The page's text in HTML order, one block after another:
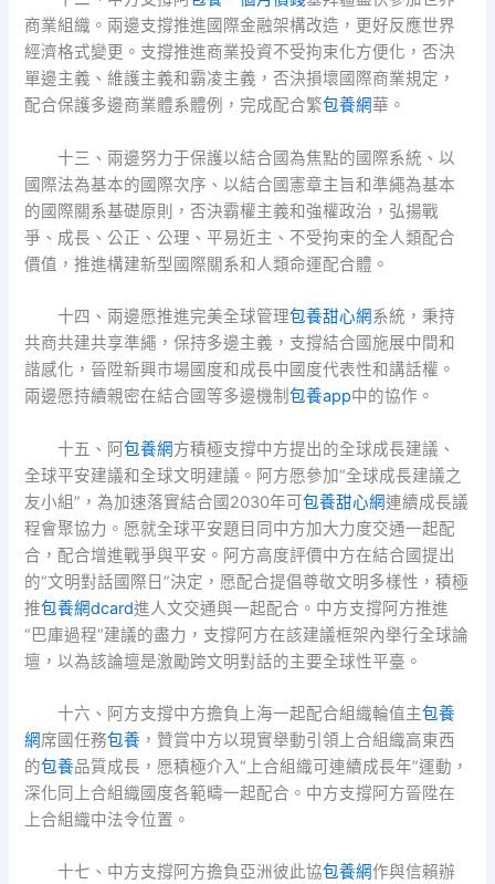
商業組織。兩邊支撐推進國際金融架構改造，更好反應世界
經濟格式變更。支撐推進商業投資不受拘束化方便化，否決
單邊主義、維護主義和霸凌主義，否決損壞國際商業規定，
配合保護多邊商業體系體例，完成配合繁包養網華。
十三、兩邊努力于保護以結合國為焦點的國際系統、以
國際法為基本的國際次序、以結合國憲章主旨和準繩為基本
的國際關系基礎原則，否決霸權主義和強權政治，弘揚戰
爭、成長、公正、公理、平易近主、不受拘束的全人類配合
價值，推進構建新型國際關系和人類命運配合體。
十四、兩邊愿推進完美全球管理包養甜心網系統，秉持
共商共建共享準繩，保持多邊主義，支撐結合國施展中間和
諧感化，晉陞新興市場國度和成長中國度代表性和講話權。
兩邊愿持續親密在結合國等多邊機制包養app中的協作。
十五、阿包養網方積極支撐中方提出的全球成長建議、
全球平安建議和全球文明建議。阿方愿參加“全球成長建議之
友小組”，為加速落實結合國2030年可包養甜心網連續成長議
程會聚協力。愿就全球平安題目同中方加大力度交通一起配
合，配合增進戰爭與平安。阿方高度評價中方在結合國提出
的“文明對話國際日”決定，愿配合提倡尊敬文明多樣性，積極
推包養網dcard進人文交通與一起配合。中方支撐阿方推進
“巴庫過程”建議的盡力，支撐阿方在該建議框架內舉行全球論
壇，以為該論壇是激勵跨文明對話的主要全球性平臺。
十六、阿方支撐中方擔負上海一起配合組織輪值主包養
網席國任務包養 ，贊賞中方以現實舉動引領上合組織高東西
的包養品質成長，愿積極介入“上合組織可連續成長年”運動，
深化同上合組織國度各範疇一起配合。中方支撐阿方晉陞在
上合組織中法令位置。
十七、中方支撐阿方擔負亞洲彼此協包養網作與信賴辦